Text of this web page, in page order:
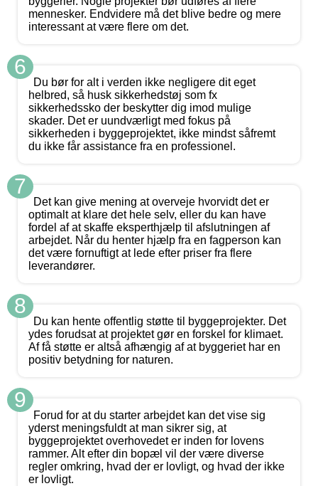
mennesker. Endvidere må det blive bedre og mere
interessant at være flere om det.
6
Du bør for alt i verden ikke negligere dit eget
helbred, så husk sikkerhedstøj som fx
sikkerhedssko der beskytter dig imod mulige
skader. Det er uundværligt med fokus på
sikkerheden i byggeprojektet, ikke mindst såfremt
du ikke får assistance fra en professionel.
7
Det kan give mening at overveje hvorvidt det er
optimalt at klare det hele selv, eller du kan have
fordel af at skaffe eksperthjælp til afslutningen af
arbejdet. Når du henter hjælp fra en fagperson kan
det være fornuftigt at lede efter priser fra flere
leverandører.
8
Du kan hente offentlig støtte til byggeprojekter. Det
ydes forudsat at projektet gør en forskel for klimaet.
Af få støtte er altså afhængig af at byggeriet har en
positiv betydning for naturen.
9
Forud for at du starter arbejdet kan det vise sig
yderst meningsfuldt at man sikrer sig, at
byggeprojektet overhovedet er inden for lovens
rammer. Alt efter din bopæl vil der være diverse
regler omkring, hvad der er lovligt, og hvad der ikke
er lovligt.